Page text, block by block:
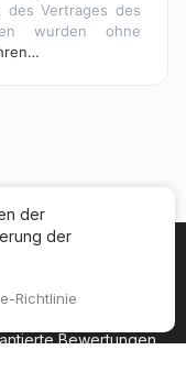
des Vertrages des
wurden ohne
Bewertungen.
der
der
Richtlinie